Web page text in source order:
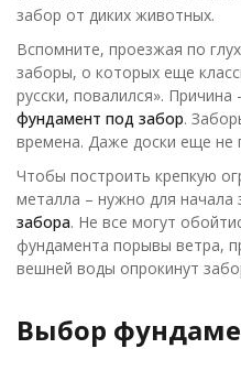
забор от диких животных.
Вспомните, проезжая по
заборы, о которых еще
русски, повалился».
фундамент под забор.
времена. Даже доски еще не
Чтобы построить крепкую
металла – нужно для
забора. Не все могут
фундамента порывы ветра,
вешней воды опрокинут
Выбор